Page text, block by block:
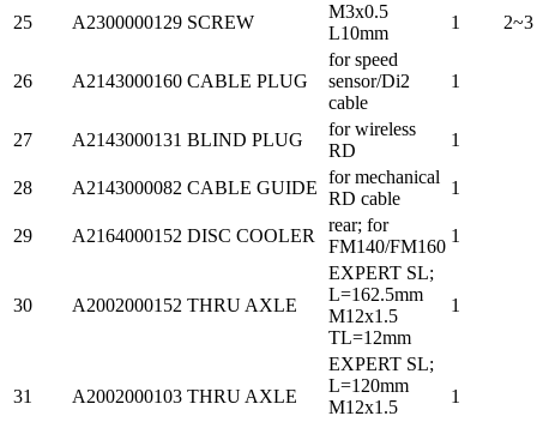
25 A2300000129 SCREW
M3x0.5
L10mm
1 2~3
26 A2143000160 CABLE PLUG
for speed
sensor/Di2
cable
1
27 A2143000131 BLIND PLUG
for wireless
RD
1
28 A2143000082 CABLE GUIDE
for mechanical
RD cable
1
29 A2164000152 DISC COOLER
rear; for
FM140/FM160
1
30 A2002000152 THRU AXLE
EXPERT SL;
L=162.5mm
M12x1.5
TL=12mm
1
31 A2002000103 THRU AXLE
EXPERT SL;
L=120mm
M12x1.5
1